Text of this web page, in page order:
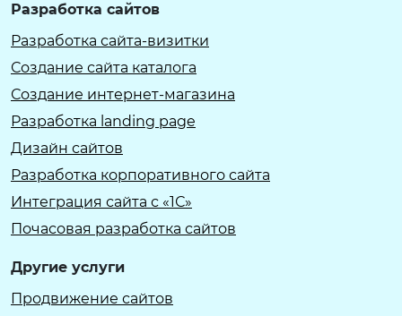
Разработка сайтов
Разработка сайта-визитки
Создание сайта каталога
Создание интернет-магазина
Разработка landing page
Дизайн сайтов
Разработка корпоративного сайта
Интеграция сайта с «1С»
Почасовая разработка сайтов
Другие услуги
Продвижение сайтов